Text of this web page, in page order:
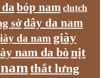
bóp nam clutch
sở dây da nam
da nam giày
nam da bònịt
thắt lưng